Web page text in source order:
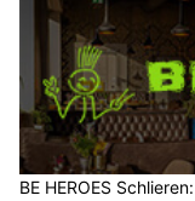
BE HEROES